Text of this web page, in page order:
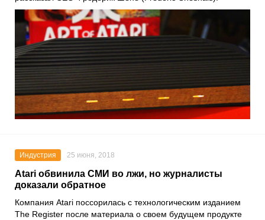
Индустрия 25 июня, 2018
Atari обвинила СМИ во лжи, но журналисты
доказали обратное
Компания Atari поссорилась с технологическим изданием
The Register после материала о своем будущем продукте